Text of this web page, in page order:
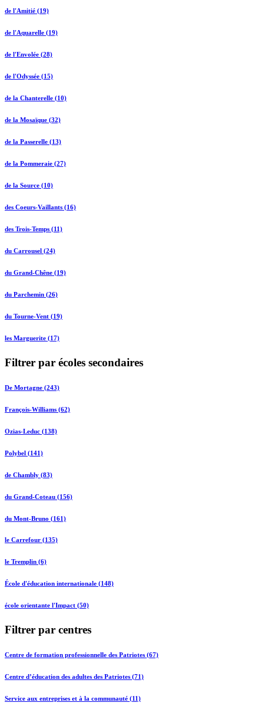
de l'Amitié (19)
de l'Aquarelle (19)
de l'Envolée (28)
de l'Odyssée (15)
de la Chanterelle (10)
de la Mosaïque (32)
de la Passerelle (13)
de la Pommeraie (27)
de la Source (10)
des Coeurs-Vaillants (16)
des Trois-Temps (11)
du Carrousel (24)
du Grand-Chêne (19)
du Parchemin (26)
du Tourne-Vent (19)
les Marguerite (17)
Filtrer par écoles secondaires
De Mortagne (243)
François-Williams (62)
Ozias-Leduc (138)
Polybel (141)
de Chambly (83)
du Grand-Coteau (156)
du Mont-Bruno (161)
le Carrefour (135)
le Tremplin (6)
École d'éducation internationale (148)
école orientante l'Impact (50)
Filtrer par centres
Centre de formation professionnelle des Patriotes (67)
Centre d’éducation des adultes des Patriotes (71)
Service aux entreprises et à la communauté (11)